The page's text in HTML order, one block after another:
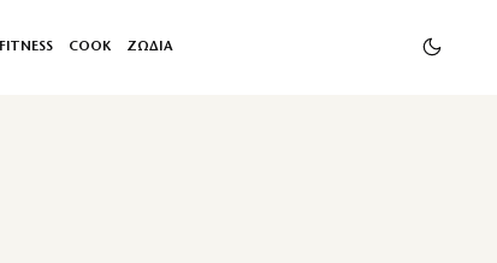
FITNESS COOK ΖΩΔΙΑ